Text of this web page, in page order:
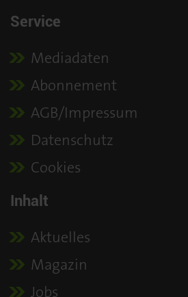
Service
Mediadaten
Abonnement
AGB/Impressum
Datenschutz
Cookies
Inhalt
Aktuelles
Magazin
Jobs